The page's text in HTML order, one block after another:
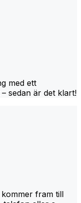
med ett
sedan är det klart!
fram till